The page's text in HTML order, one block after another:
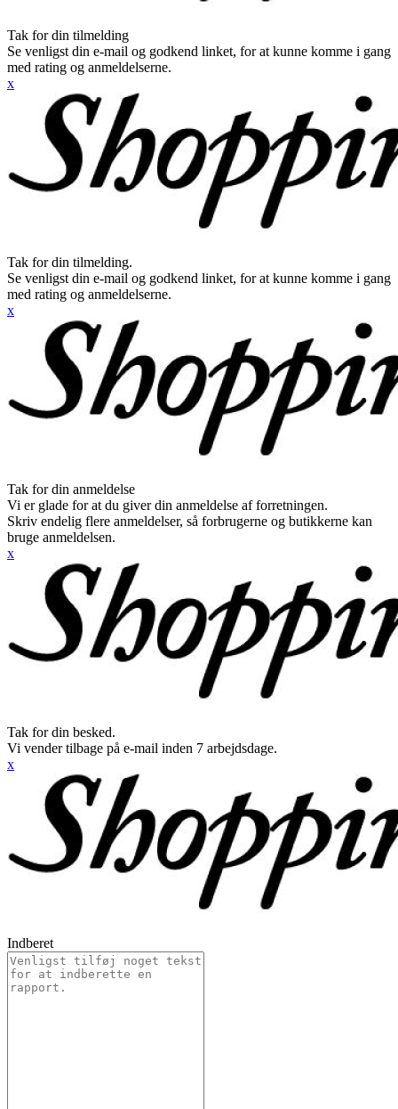
Tak for din tilmelding
Se venligst din e-mail og godkend linket, for at kunne komme i gang
med rating og anmeldelserne.
x
Tak for din tilmelding.
Se venligst din e-mail og godkend linket, for at kunne komme i gang
med rating og anmeldelserne.
x
Tak for din anmeldelse
Vi er glade for at du giver din anmeldelse af forretningen.
Skriv endelig flere anmeldelser, så forbrugerne og butikkerne kan
bruge anmeldelsen.
x
Tak for din besked.
Vi vender tilbage på e-mail inden 7 arbejdsdage.
x
Indberet